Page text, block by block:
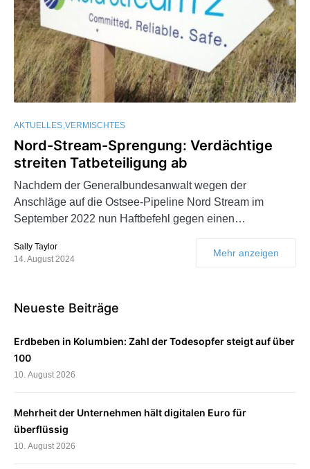
AKTUELLES VERMISCHTES
Nord-Stream-Sprengung: Verdächtige
streiten Tatbeteiligung ab
Nachdem der Generalbundesanwalt wegen der
Anschläge auf die Ostsee-Pipeline Nord Stream im
September 2022 nun Haftbefehl gegen einen…
Sally Taylor
14. August 2024
Mehr anzeigen
Neueste Beiträge
Erdbeben in Kolumbien: Zahl der Todesopfer steigt auf über
100
10. August 2026
Mehrheit der Unternehmen hält digitalen Euro für
überflüssig
10. August 2026